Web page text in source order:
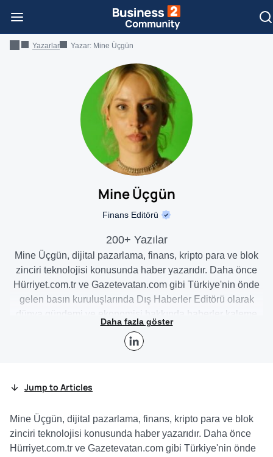
Yazarlar Yazar: Mine Üçgün
Mine Üçgün
Finans Editörü
200+ Yazılar
Mine Üçgün, dijital pazarlama, finans, kripto para ve blok
zinciri teknolojisi konusunda haber yazarıdır. Daha önce
Hürriyet.com.tr ve Gazetevatan.com gibi Türkiye'nin önde
gelen basın kuruluşlarında Dış Haberler Editörü olarak
dünya gündemi ve ekonomisi hakkında haberler kaleme
almıştır.
İngiltere'nin Brighton şehrinde yaşayan Üçgün, Türkiye ve
editörlüğü, sosyal medya danışmanlığı, SEO ve kurumsal
Daha fazla göster
Jump to Articles
Mine Üçgün, dijital pazarlama, finans, kripto para ve blok
zinciri teknolojisi konusunda haber yazarıdır. Daha önce
Hürriyet.com.tr ve Gazetevatan.com gibi Türkiye'nin önde